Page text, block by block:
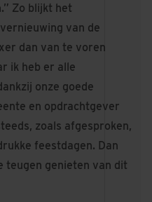
Zo blijkt het
van de
dan van te voren
ik heb er alle
onze goede
en opdrachtgever
zoals afgesproken,
feestdagen. Dan
teugen genieten van dit